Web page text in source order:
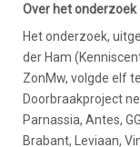
Over het onderzoek
Het onderzoek,
der Ham
ZonMw, volgde elf
Doorbraakproject
Parnassia, Antes,
Brabant, Leviaan,